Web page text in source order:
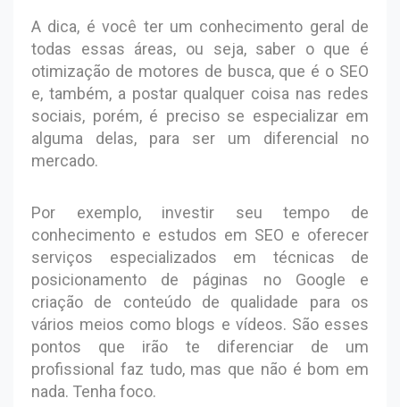
A dica, é você ter um conhecimento geral de
todas essas áreas, ou seja, saber o que é
otimização de motores de busca, que é o SEO
e, também, a postar qualquer coisa nas redes
sociais, porém, é preciso se especializar em
alguma delas, para ser um diferencial no
mercado.
Por exemplo, investir seu tempo de
conhecimento e estudos em SEO e oferecer
serviços especializados em técnicas de
posicionamento de páginas no Google e
criação de conteúdo de qualidade para os
vários meios como blogs e vídeos. São esses
pontos que irão te diferenciar de um
profissional faz tudo, mas que não é bom em
nada. Tenha foco.